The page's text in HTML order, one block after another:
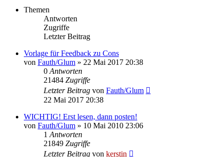
Themen
Antworten
Zugriffe
Letzter Beitrag
Vorlage für Feedback zu Cons
von Fauth/Glum » 22 Mai 2017 20:38
0 Antworten
21484 Zugriffe
Letzter Beitrag von Fauth/Glum
22 Mai 2017 20:38
WICHTIG! Erst lesen, dann posten!
von Fauth/Glum » 10 Mai 2010 23:06
1 Antworten
21849 Zugriffe
Letzter Beitrag von kerstin